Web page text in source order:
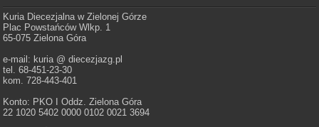
Kuria Diecezjalna w Zielonej Górze
Plac Powstańców Wlkp. 1
65-075 Zielona Góra
e-mail: kuria @ diecezjazg.pl
tel. 68-451-23-30
kom. 728-443-401
Konto: PKO I Oddz. Zielona Góra
22 1020 5402 0000 0102 0021 3694